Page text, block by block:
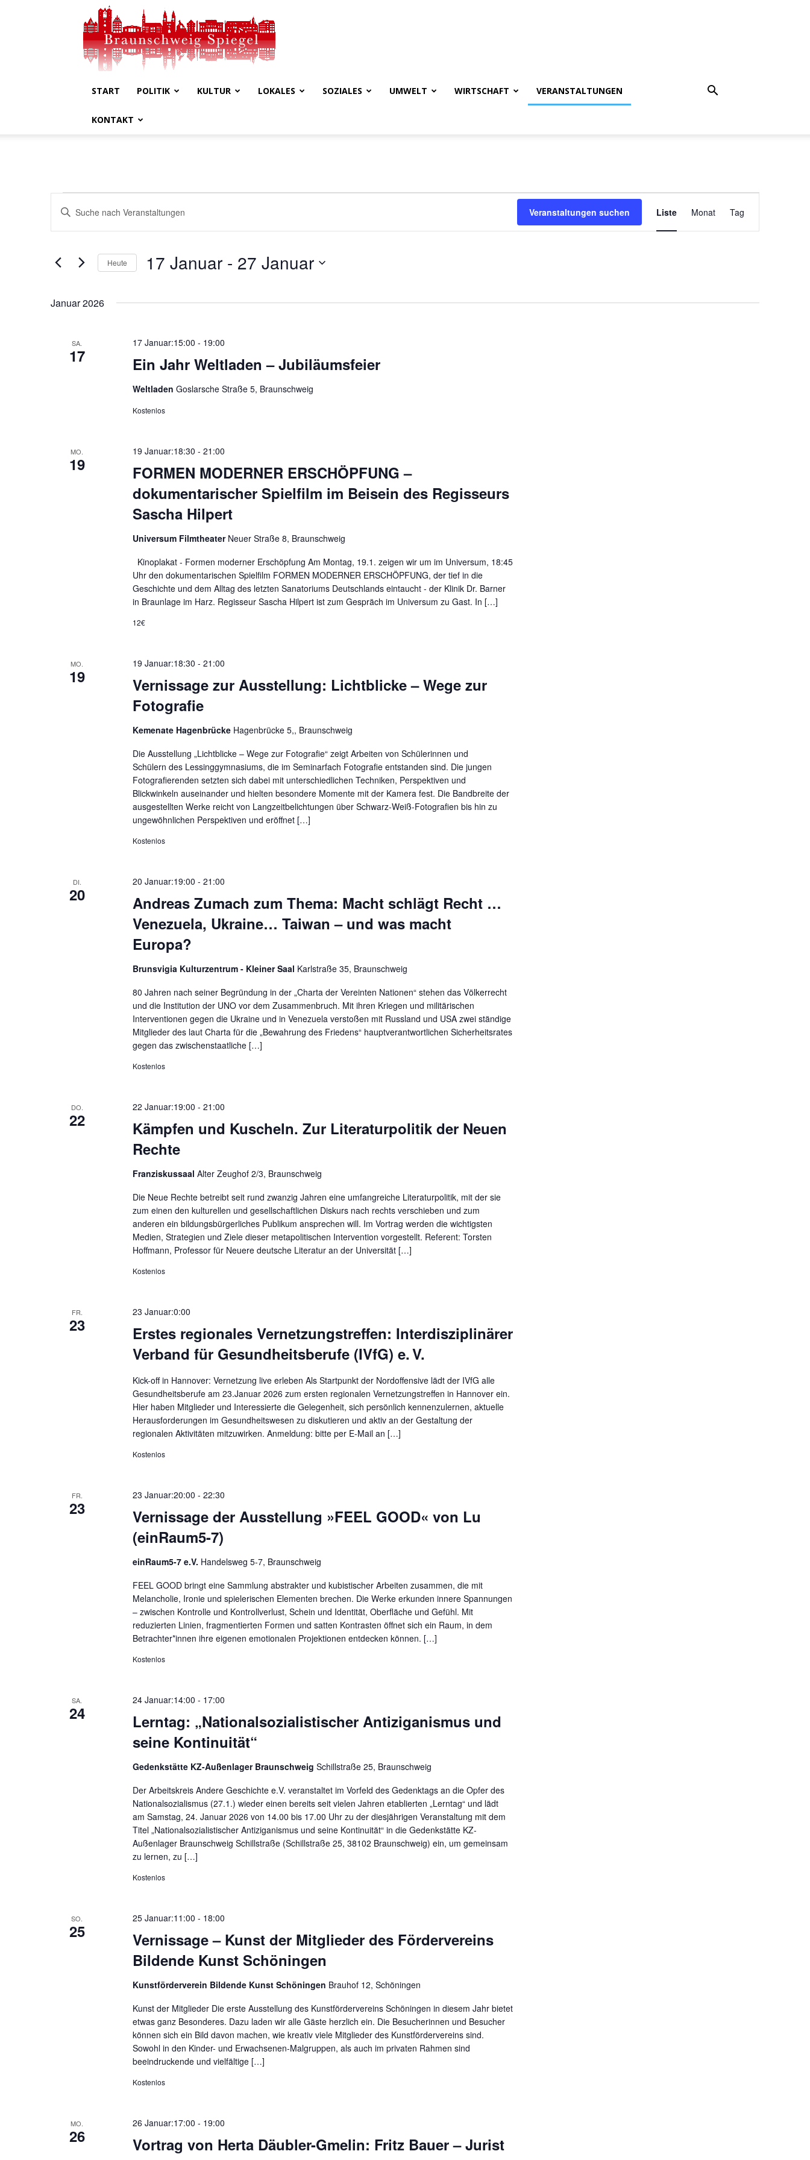
Spiegel
START POLITIK KULTUR LOKALES SOZIALES UMWELT WIRTSCHAFT VERANSTALTUNGEN
KONTAKT
Veranstaltungen
Veranstaltungen
Suche
Ansichten,
Navigation
Bitte
Schlüsselwort
eingeben.
nach
Veranstaltungen
Veranstaltungen suchen
Ansichten-
Liste Monat Tag
Heute 17 Januar - 27 Januar
Januar 2026
SA.
17 Ein Jahr Weltladen – Jubiläumsfeier
17 Januar:15:00 - 19:00
Weltladen Goslarsche Straße 5, Braunschweig
Kostenlos
MO.
19
FORMEN MODERNER ERSCHÖPFUNG –
dokumentarischer Spielfilm im Beisein des Regisseurs
Sascha Hilpert
19 Januar:18:30 - 21:00
Universum Filmtheater Neuer Straße 8, Braunschweig
Kinoplakat - Formen moderner Erschöpfung Am Montag, 19.1. zeigen wir um im Universum, 18:45
Uhr den dokumentarischen Spielfilm FORMEN MODERNER ERSCHÖPFUNG, der tief in die
Geschichte und dem Alltag des letzten Sanatoriums Deutschlands eintaucht - der Klinik Dr. Barner
in Braunlage im Harz. Regisseur Sascha Hilpert ist zum Gespräch im Universum zu Gast. In […]
12€
MO.
19
Vernissage zur Ausstellung: Lichtblicke – Wege zur
Fotografie
19 Januar:18:30 - 21:00
Kemenate Hagenbrücke Hagenbrücke 5,, Braunschweig
Die Ausstellung „Lichtblicke – Wege zur Fotografie“ zeigt Arbeiten von Schülerinnen und
Schülern des Lessinggymnasiums, die im Seminarfach Fotografie entstanden sind. Die jungen
Fotografierenden setzten sich dabei mit unterschiedlichen Techniken, Perspektiven und
Blickwinkeln auseinander und hielten besondere Momente mit der Kamera fest. Die Bandbreite der
ausgestellten Werke reicht von Langzeitbelichtungen über Schwarz-Weiß-Fotografien bis hin zu
ungewöhnlichen Perspektiven und eröffnet […]
Kostenlos
DI.
20
Andreas Zumach zum Thema: Macht schlägt Recht …
Venezuela, Ukraine… Taiwan – und was macht
Europa?
20 Januar:19:00 - 21:00
Brunsvigia Kulturzentrum - Kleiner Saal Karlstraße 35, Braunschweig
80 Jahren nach seiner Begründung in der „Charta der Vereinten Nationen“ stehen das Völkerrecht
und die Institution der UNO vor dem Zusammenbruch. Mit ihren Kriegen und militärischen
Interventionen gegen die Ukraine und in Venezuela verstoßen mit Russland und USA zwei ständige
Mitglieder des laut Charta für die „Bewahrung des Friedens“ hauptverantwortlichen Sicherheitsrates
gegen das zwischenstaatliche […]
Kostenlos
DO.
22
Kämpfen und Kuscheln. Zur Literaturpolitik der Neuen
Rechte
22 Januar:19:00 - 21:00
Franziskussaal Alter Zeughof 2/3, Braunschweig
Die Neue Rechte betreibt seit rund zwanzig Jahren eine umfangreiche Literaturpolitik, mit der sie
zum einen den kulturellen und gesellschaftlichen Diskurs nach rechts verschieben und zum
anderen ein bildungsbürgerliches Publikum ansprechen will. Im Vortrag werden die wichtigsten
Medien, Strategien und Ziele dieser metapolitischen Intervention vorgestellt. Referent: Torsten
Hoffmann, Professor für Neuere deutsche Literatur an der Universität […]
Kostenlos
FR.
23
Erstes regionales Vernetzungstreffen: Interdisziplinärer
Verband für Gesundheitsberufe (IVfG) e. V.
23 Januar:0:00
Kick-off in Hannover: Vernetzung live erleben Als Startpunkt der Nordoffensive lädt der IVfG alle
Gesundheitsberufe am 23.Januar 2026 zum ersten regionalen Vernetzungstreffen in Hannover ein.
Hier haben Mitglieder und Interessierte die Gelegenheit, sich persönlich kennenzulernen, aktuelle
Herausforderungen im Gesundheitswesen zu diskutieren und aktiv an der Gestaltung der
regionalen Aktivitäten mitzuwirken. Anmeldung: bitte per E-Mail an […]
Kostenlos
FR.
23
Vernissage der Ausstellung »FEEL GOOD« von Lu
(einRaum5-7)
23 Januar:20:00 - 22:30
einRaum5-7 e.V. Handelsweg 5-7, Braunschweig
FEEL GOOD bringt eine Sammlung abstrakter und kubistischer Arbeiten zusammen, die mit
Melancholie, Ironie und spielerischen Elementen brechen. Die Werke erkunden innere Spannungen
– zwischen Kontrolle und Kontrollverlust, Schein und Identität, Oberfläche und Gefühl. Mit
reduzierten Linien, fragmentierten Formen und satten Kontrasten öffnet sich ein Raum, in dem
Betrachter*innen ihre eigenen emotionalen Projektionen entdecken können. […]
Kostenlos
SA.
24
Lerntag: „Nationalsozialistischer Antiziganismus und
seine Kontinuität“
24 Januar:14:00 - 17:00
Gedenkstätte KZ-Außenlager Braunschweig Schillstraße 25, Braunschweig
Der Arbeitskreis Andere Geschichte e.V. veranstaltet im Vorfeld des Gedenktags an die Opfer des
Nationalsozialismus (27.1.) wieder einen bereits seit vielen Jahren etablierten „Lerntag“ und lädt
am Samstag, 24. Januar 2026 von 14.00 bis 17.00 Uhr zu der diesjährigen Veranstaltung mit dem
Titel „Nationalsozialistischer Antiziganismus und seine Kontinuität“ in die Gedenkstätte KZ-
Außenlager Braunschweig Schillstraße (Schillstraße 25, 38102 Braunschweig) ein, um gemeinsam
zu lernen, zu […]
Kostenlos
SO.
25
Vernissage – Kunst der Mitglieder des Fördervereins
Bildende Kunst Schöningen
25 Januar:11:00 - 18:00
Kunstförderverein Bildende Kunst Schöningen Brauhof 12, Schöningen
Kunst der Mitglieder Die erste Ausstellung des Kunstfördervereins Schöningen in diesem Jahr bietet
etwas ganz Besonderes. Dazu laden wir alle Gäste herzlich ein. Die Besucherinnen und Besucher
können sich ein Bild davon machen, wie kreativ viele Mitglieder des Kunstfördervereins sind.
Sowohl in den Kinder- und Erwachsenen-Malgruppen, als auch im privaten Rahmen sind
beeindruckende und vielfältige […]
Kostenlos
MO.
26
Vortrag von Herta Däubler-Gmelin: Fritz Bauer – Jurist
26 Januar:17:00 - 19:00